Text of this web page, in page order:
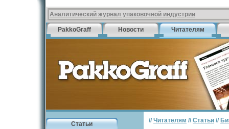
Аналитический журнал упаковочной индустрии
PakkoGraff Новости Читателям
Статьи
// Читателям // Статьи //